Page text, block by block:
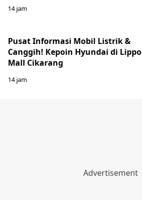
14 jam
Pusat Informasi Mobil Listrik &
Canggih! Kepoin Hyundai di Lippo
Mall Cikarang
14 jam